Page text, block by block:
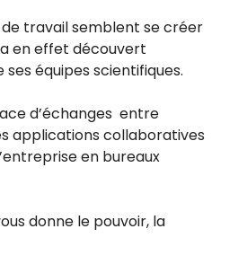
travail semblent se créer
a en effet découvert
équipes scientifiques.
d’échanges entre
applications collaboratives
en bureaux
donne le pouvoir, la